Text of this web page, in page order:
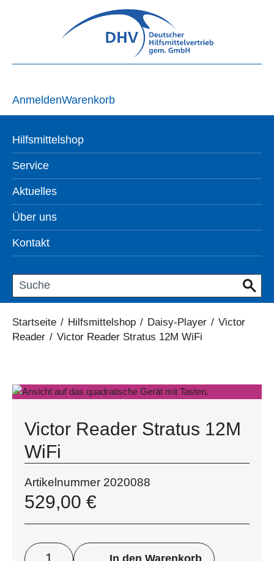
AnmeldenWarenkorb
Hilfsmittelshop
Service
Aktuelles
Über uns
Kontakt
Startseite / Hilfsmittelshop / Daisy-Player / Victor
Reader / Victor Reader Stratus 12M WiFi
Victor Reader Stratus 12M
WiFi
Artikelnummer 2020088
529,00 €